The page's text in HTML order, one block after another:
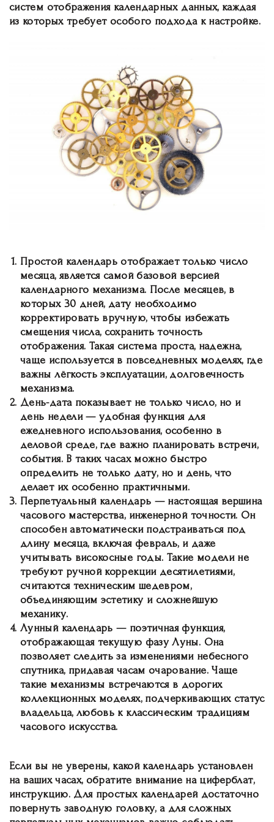
систем отображения календарных данных, каждая
из которых требует особого подхода к настройке.
Простой календарь отображает только число
месяца, является самой базовой версией
календарного механизма. После месяцев, в
которых 30 дней, дату необходимо
корректировать вручную, чтобы избежать
смещения числа, сохранить точность
отображения. Такая система проста, надежна,
чаще используется в повседневных моделях, где
важны лёгкость эксплуатации, долговечность
механизма.
День-датапоказывает не только число, но и
день недели — удобная функция для
ежедневного использования, особенно в
деловой среде, где важно планировать встречи,
события. В таких часах можно быстро
определить не только дату, но и день, что
делает их особенно практичными.
Перпетуальный календарь — настоящая вершина
часового мастерства, инженерной точности. Он
способен автоматически подстраиваться под
длину месяца, включая февраль, и даже
учитывать високосные годы. Такие модели не
требуют ручной коррекции десятилетиями,
считаются техническим шедевром,
объединяющим эстетику и сложнейшую
механику.
Лунный календарь — поэтичная функция,
отображающая текущую фазу Луны. Она
позволяет следить за изменениями небесного
спутника, придавая часам очарование. Чаще
такие механизмы встречаются в дорогих
коллекционных моделях, подчеркивающих статус
владельца, любовь к классическим традициям
часового искусства.
Если вы не уверены, какой календарь установлен
на ваших часах, обратите внимание на циферблат,
инструкцию. Для простых календарей достаточно
повернуть заводную головку, а для сложных